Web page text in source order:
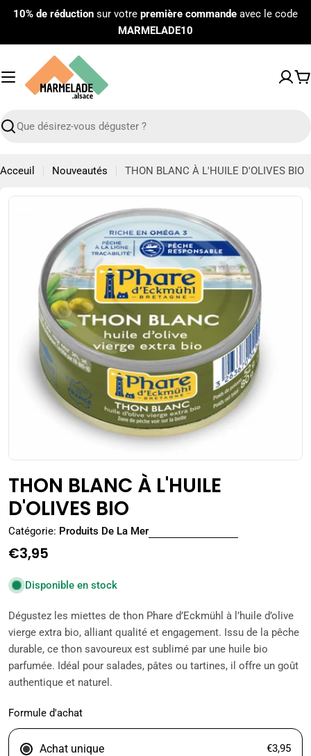
Passer10% de réduction sur votre première commande avec le code
MARMELADE10
Recherche
Acceuil Nouveautés THON BLANC À L'HUILE D'OLIVES BIO
Passer
informations
produit
Ouvrir le média 0 en mode modal
THON BLANC À L'HUILE
D'OLIVES BIO
Catégorie: Produits De La Mer
Prix
régulier
€3,95
Disponible en stock
Dégustez les miettes de thon Phare d’Eckmühl à l’huile d’olive
vierge extra bio, alliant qualité et engagement. Issu de la pêche
durable, ce thon savoureux est sublimé par une huile bio
parfumée. Idéal pour salades, pâtes ou tartines, il offre un goût
authentique et naturel.
Formule d'achat
Achat unique €3,95